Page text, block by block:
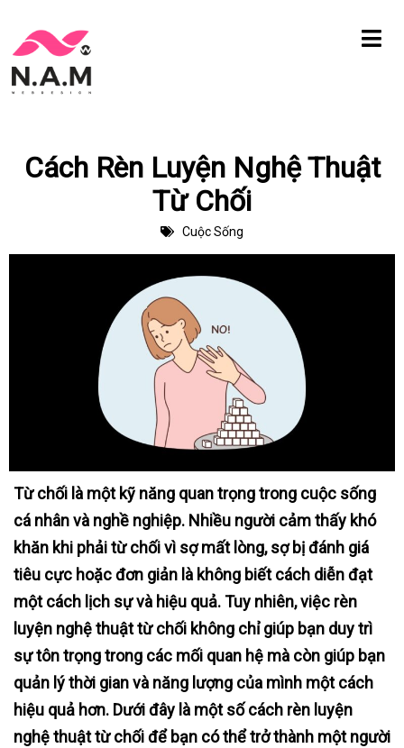
Chuyển
tới
Cách Rèn Luyện Nghệ Thuật
Từ Chối
Cuộc Sống
Từ chối là một kỹ năng quan trọng trong cuộc sống
cá nhân và nghề nghiệp. Nhiều người cảm thấy khó
khăn khi phải từ chối vì sợ mất lòng, sợ bị đánh giá
tiêu cực hoặc đơn giản là không biết cách diễn đạt
một cách lịch sự và hiệu quả. Tuy nhiên, việc rèn
luyện nghệ thuật từ chối không chỉ giúp bạn duy trì
sự tôn trọng trong các mối quan hệ mà còn giúp bạn
quản lý thời gian và năng lượng của mình một cách
hiệu quả hơn. Dưới đây là một số cách rèn luyện
nghệ thuật từ chối để bạn có thể trở thành một người